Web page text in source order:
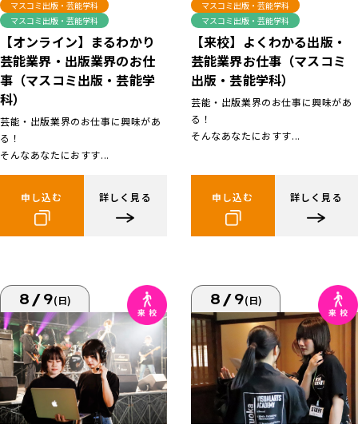
マスコミ出版・芸能学科
マスコミ出版・芸能学科
【オンライン】まるわかり
芸能業界・出版業界のお仕
事（マスコミ出版・芸能学
科）
芸能・出版業界のお仕事に興味があ
る！
そんなあなたにおすす...
申し込む 詳しく見る
マスコミ出版・芸能学科
マスコミ出版・芸能学科
【来校】よくわかる出版・
芸能業界お仕事（マスコミ
出版・芸能学科）
芸能・出版業界のお仕事に興味があ
る！
そんなあなたにおすす...
申し込む 詳しく見る
8/9(日) 8/9(日)